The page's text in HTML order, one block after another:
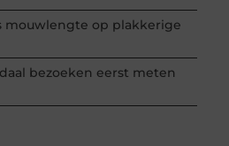
mouwlengte op plakkerige
bezoeken eerst meten